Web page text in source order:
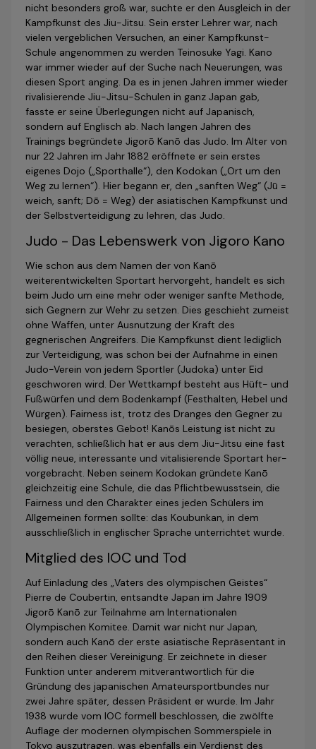
nicht besonders groß war, suchte er den Ausgleich in der
Kampfkunst des Jiu-Jitsu. Sein erster Lehrer war, nach
vielen vergeblichen Versuchen, an einer Kampfkunst-
Schule angenommen zu werden Teinosuke Yagi. Kano
war immer wieder auf der Suche nach Neuerungen, was
diesen Sport anging. Da es in jenen Jahren immer wieder
rivalisierende Jiu-Jitsu-Schulen in ganz Japan gab,
fasste er seine Überlegungen nicht auf Japanisch,
sondern auf Englisch ab. Nach langen Jahren des
Trainings begründete Jigorō Kanō das Judo. Im Alter von
nur 22 Jahren im Jahr 1882 eröffnete er sein erstes
eigenes Dojo („Sporthalle“), den Kodokan („Ort um den
Weg zu lernen“). Hier begann er, den „sanften Weg“ (Jū =
weich, sanft; Dō = Weg) der asiatischen Kampfkunst und
der Selbstverteidigung zu lehren, das Judo.
Judo - Das Lebenswerk von Jigoro Kano
Wie schon aus dem Namen der von Kanō
weiterentwickelten Sportart hervorgeht, handelt es sich
beim Judo um eine mehr oder weniger sanfte Methode,
sich Gegnern zur Wehr zu setzen. Dies geschieht zumeist
ohne Waffen, unter Ausnutzung der Kraft des
gegnerischen Angreifers. Die Kampfkunst dient lediglich
zur Verteidigung, was schon bei der Aufnahme in einen
Judo-Verein von jedem Sportler (Judoka) unter Eid
geschworen wird. Der Wettkampf besteht aus Hüft- und
Fußwürfen und dem Bodenkampf (Festhalten, Hebel und
Würgen). Fairness ist, trotz des Dranges den Gegner zu
besiegen, oberstes Gebot! Kanōs Leistung ist nicht zu
verachten, schließlich hat er aus dem Jiu-Jitsu eine fast
völlig neue, interessante und vitalisierende Sportart her­
vor­ge­bracht. Neben seinem Kodokan gründete Kanō
gleichzeitig eine Schule, die das Pflichtbewusstsein, die
Fairness und den Charakter eines jeden Schülers im
Allgemeinen formen sollte: das Koubunkan, in dem
ausschließlich in englischer Sprache unterrichtet wurde.
Mitglied des IOC und Tod
Auf Einladung des „Vaters des olympischen Geistes“
Pierre de Coubertin, entsandte Japan im Jahre 1909
Jigorō Kanō zur Teil­nah­me am Internationalen
Olympischen Komitee. Damit war nicht nur Japan,
sondern auch Kanō der erste asiatische Re­prä­sen­tant in
den Reihen dieser Vereinigung. Er zeichnete in dieser
Funktion unter anderem mitverantwortlich für die
Gründung des japanischen Amateursportbundes nur
zwei Jahre später, dessen Präsident er wurde. Im Jahr
1938 wurde vom IOC formell be­schlossen, die zwölfte
Auflage der modernen olympischen Sommerspiele in
Tokyo auszutragen, was ebenfalls ein Verdienst des